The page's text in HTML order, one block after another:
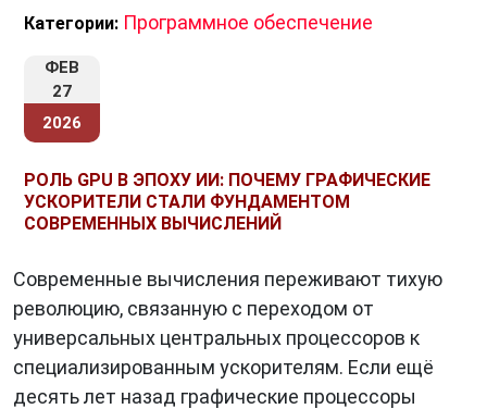
Категории: Программное обеспечение
ФЕВ
27
2026
РОЛЬ GPU В ЭПОХУ ИИ: ПОЧЕМУ ГРАФИЧЕСКИЕ
УСКОРИТЕЛИ СТАЛИ ФУНДАМЕНТОМ
СОВРЕМЕННЫХ ВЫЧИСЛЕНИЙ
Современные вычисления переживают тихую
революцию, связанную с переходом от
универсальных центральных процессоров к
специализированным ускорителям. Если ещё
десять лет назад графические процессоры